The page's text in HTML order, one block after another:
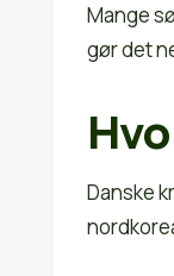
Mange
gør det
Danske